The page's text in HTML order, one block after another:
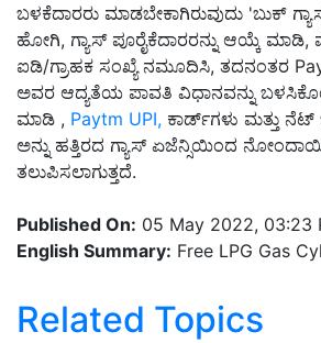
ಬಳಕೆದಾರರು ಮಾಡಬೇಕಾಗಿರುವುದು 'ಬುಕ್
ಹೋಗಿ, ಗ್ಯಾಸ್ ಪೂರೈಕೆದಾರರನ್ನು ಆಯ್ಕೆ ಮಾಡಿ,
ಐಡಿ/ಗ್ರಾಹಕ ಸಂಖ್ಯೆ ನಮೂದಿಸಿ, ತದನಂತರ
ಅವರ ಆದ್ಯತೆಯ ಪಾವತಿ ವಿಧಾನವನ್ನು
ಮಾಡಿ , Paytm UPI, ಕಾರ್ಡ್‌ಗಳು ಮತ್ತು
ಅನ್ನು ಹತ್ತಿರದ ಗ್ಯಾಸ್ ಏಜೆನ್ಸಿಯಿಂದ
ತಲುಪಿಸಲಾಗುತ್ತದೆ.
Published On: 05 May 2022, 03:23
English Summary: Free LPG Gas
Related Topics